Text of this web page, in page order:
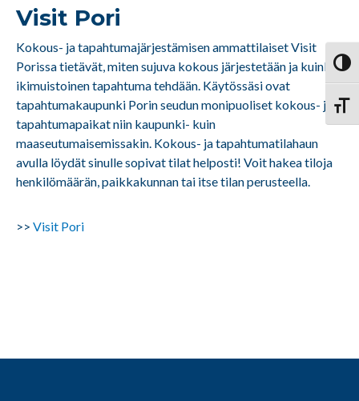
Visit Pori
Kokous- ja tapahtumajärjestämisen ammattilaiset Visit
Porissa tietävät, miten sujuva kokous järjestetään ja kuinka
ikimuistoinen tapahtuma tehdään. Käytössäsi ovat
tapahtumakaupunki Porin seudun monipuoliset kokous- ja
tapahtumapaikat niin kaupunki- kuin
maaseutumaisemissakin. Kokous- ja tapahtumatilahaun
avulla löydät sinulle sopivat tilat helposti! Voit hakea tiloja
henkilömäärän, paikkakunnan tai itse tilan perusteella.
>> Visit Pori